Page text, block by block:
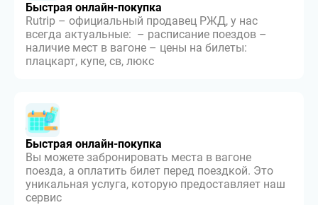
Быстрая онлайн-покупка
Rutrip – официальный продавец РЖД, у нас
всегда актуальные: – расписание поездов –
наличие мест в вагоне – цены на билеты:
плацкарт, купе, св, люкс
Быстрая онлайн-покупка
Вы можете забронировать места в вагоне
поезда, а оплатить билет перед поездкой. Это
уникальная услуга, которую предоставляет наш
сервис